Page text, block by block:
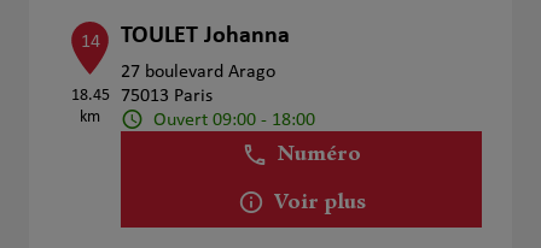
14
18.45
km
TOULET Johanna
27 boulevard Arago
75013 Paris
Ouvert 09:00 - 18:00
Numéro
Voir plus